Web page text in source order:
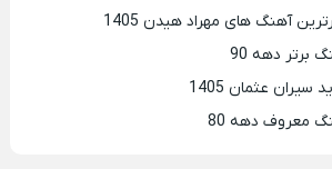
آهنگ های مهراد هیدن 1405
عثمان 1405